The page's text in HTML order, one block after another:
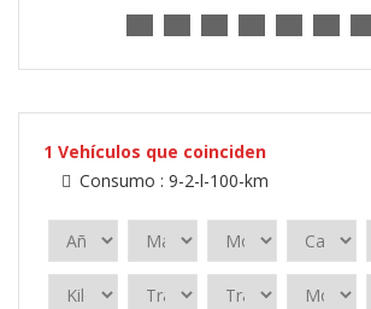
1 Vehículos que coinciden
Consumo : 9-2-l-100-km